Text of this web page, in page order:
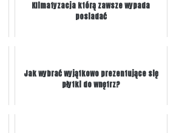
Klimatyzacja którą zawsze wypada
posiadać
Jak wybrać wyjątkowo prezentujące się
płytki do wnętrz?